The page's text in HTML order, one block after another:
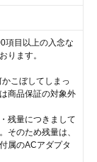
項目以上の入念な
ります。
こぼしてしまっ
商品保証の対象外
残量につきまして
そのため残量は、
属のACアダプタ